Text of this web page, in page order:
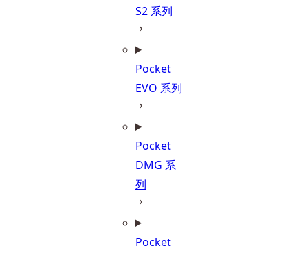
S2 系列
Pocket
EVO 系列
Pocket
DMG 系
列
Pocket